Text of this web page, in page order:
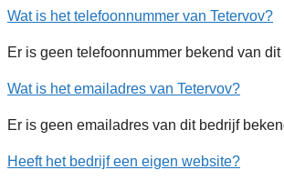
Wat is het telefoonnummer van Tetervov?
Er is geen telefoonnummer bekend van dit
Wat is het emailadres van Tetervov?
Er is geen emailadres van dit bedrijf
Heeft het bedrijf een eigen website?